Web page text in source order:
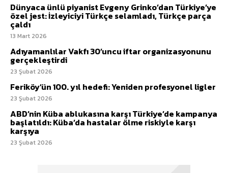
Dünyaca ünlü piyanist Evgeny Grinko’dan Türkiye’ye
özel jest: İzleyiciyi Türkçe selamladı, Türkçe parça
çaldı
13 Mart 2026
Adıyamanlılar Vakfı 30’uncu iftar organizasyonunu
gerçekleştirdi
23 Şubat 2026
Feriköy’ün 100. yıl hedefi: Yeniden profesyonel ligler
23 Şubat 2026
ABD’nin Küba ablukasına karşı Türkiye’de kampanya
başlatıldı: Küba’da hastalar ölme riskiyle karşı
karşıya
23 Şubat 2026